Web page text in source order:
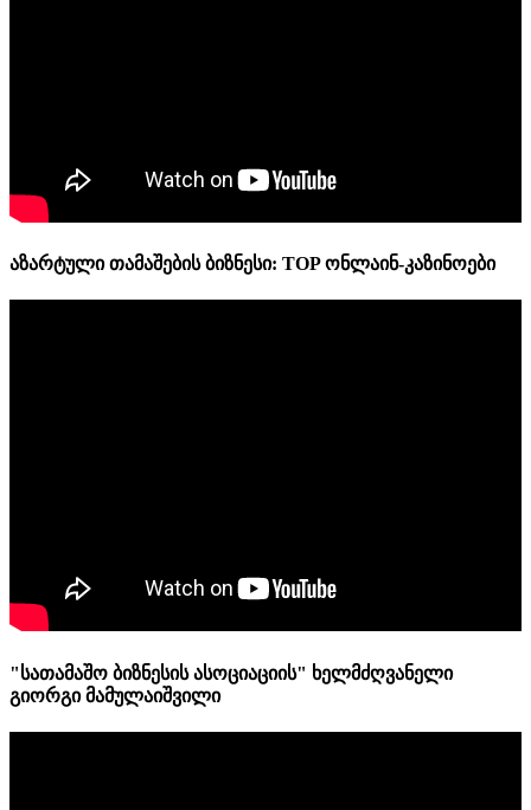
აზარტული თამაშების ბიზნესი: TOP ონლაინ-კაზინოები
"სათამაშო ბიზნესის ასოციაციის" ხელმძღვანელი
გიორგი მამულაიშვილი